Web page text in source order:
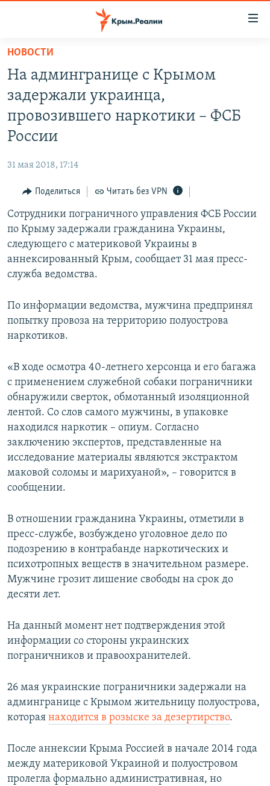
Вернуться
основному
содержанию
Вернутся
главной
Вернутся
поиску
СПЕЦПРОЕКТЫ
ИСТОРИЯ
ИНФОГРАФИКА
ТЕЛЕПРОЕКТ КРЫМ.РЕАЛИИ
СОВЕТЫ ПРАВОЗАЩИТНИКОВ
ПРОПАВШИЕ БЕЗ ВЕСТИ
ПОБЕДИТЕЛЕЙ НЕ СУДЯТ?
КРЫМ.НЕПОКОРЕННЫЙ
ELIFBE
РАДІО СВОБОДА
КАК ОБОЙТИ БЛОКИРОВКУ
Українською
Qırımtatar
ПРИСОЕДИНЯЙТЕСЬ!
Все сайты RFE/RL
НОВОСТИ
На админгранице с Крымом
задержали украинца,
провозившего наркотики – ФСБ
России
31 мая 2018, 17:14
Поделиться Читать без VPN
Сотрудники пограничного управления ФСБ России
по Крыму задержали гражданина Украины,
следующего с материковой Украины в
аннексированный Крым, сообщает 31 мая пресс-
служба ведомства.
По информации ведомства, мужчина предпринял
попытку провоза на территорию полуострова
наркотиков.
«В ходе осмотра 40-летнего херсонца и его багажа
с применением служебной собаки пограничники
обнаружили сверток, обмотанный изоляционной
лентой. Со слов самого мужчины, в упаковке
находился наркотик – опиум. Согласно
заключению экспертов, представленные на
исследование материалы являются экстрактом
маковой соломы и марихуаной», – говорится в
сообщении.
В отношении гражданина Украины, отметили в
пресс-службе, возбуждено уголовное дело по
подозрению в контрабанде наркотических и
психотропных веществ в значительном размере.
Мужчине грозит лишение свободы на срок до
десяти лет.
На данный момент нет подтверждения этой
информации со стороны украинских
пограничников и правоохранителей.
26 мая украинские пограничники задержали на
админгранице с Крымом жительницу полуострова,
которая находится в розыске за дезертирство.
После аннексии Крыма Россией в начале 2014 года
между материковой Украиной и полуостровом
пролегла формально административная, но